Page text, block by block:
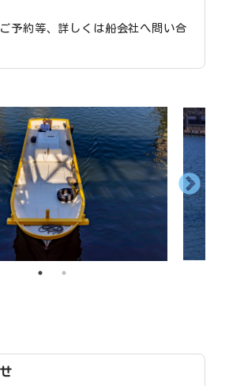
予約等、詳しくは船会社へ問い合